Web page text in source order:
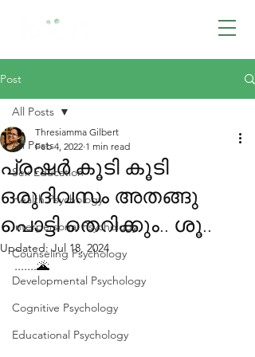
Post
All Posts
Sex Education
Health Psychology
Interpersonal Psychology
Counseling Psychology
Developmental Psychology
Cognitive Psychology
Educational Psychology
All Posts
പ്രഷർ കൂടി കൂടി
ഒരുദിവസം അതങ്ങു
പൊട്ടി തെറിക്കും.. ശൂ..
Thresiamma Gilbert
Feb 4, 2022 1 min read
Updated:Jul 18, 2024
.......🌋